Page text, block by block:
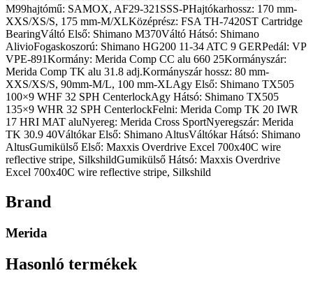
M99hajtómű: SAMOX, AF29-321SSS-PHajtókarhossz: 170 mm-
XXS/XS/S, 175 mm-M/XLKözéprész: FSA TH-7420ST Cartridge
BearingVáltó Első: Shimano M370Váltó Hátsó: Shimano
AlivioFogaskoszorú: Shimano HG200 11-34 ATC 9 GERPedál: VP
VPE-891Kormány: Merida Comp CC alu 660 25Kormányszár:
Merida Comp TK alu 31.8 adj.Kormányszár hossz: 80 mm-
XXS/XS/S, 90mm-M/L, 100 mm-XLAgy Első: Shimano TX505
100×9 WHF 32 SPH CenterlockAgy Hátsó: Shimano TX505
135×9 WHR 32 SPH CenterlockFelni: Merida Comp TK 20 IWR
17 HRI MAT aluNyereg: Merida Cross SportNyeregszár: Merida
TK 30.9 40Váltókar Első: Shimano AltusVáltókar Hátsó: Shimano
AltusGumikülső Első: Maxxis Overdrive Excel 700x40C wire
reflective stripe, SilkshildGumikülső Hátsó: Maxxis Overdrive
Excel 700x40C wire reflective stripe, Silkshild
Brand
Merida
Hasonló termékek